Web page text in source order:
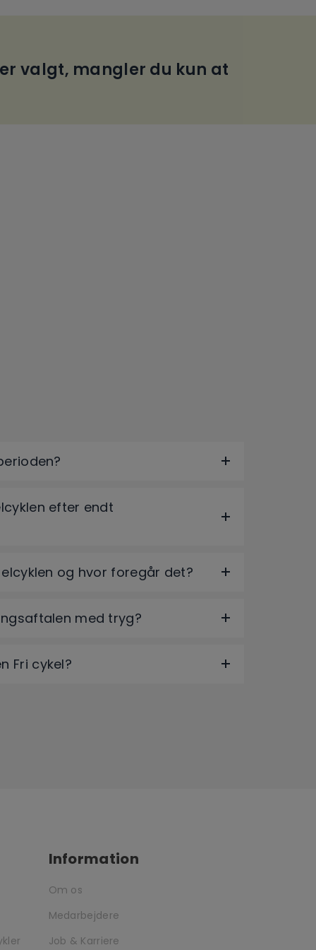
valgt, mangler du kun at
efter endt
og hvor foregår det?
med tryg?
Fri cykel?
Information
Om os
Medarbejdere
Job & Karriere